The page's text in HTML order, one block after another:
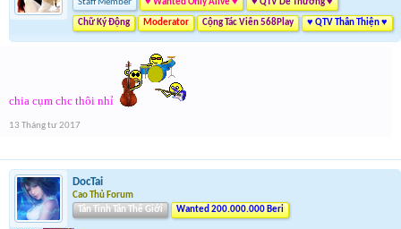
Staff Member
♥ Wanted Only Alive ♥ ♥ QTV Dễ Thương ♥
Chữ Ký Động Moderator Cộng Tác Viên 568Play ♥ QTV Thân Thiện ♥
chia cụm chc thôi nhỉ
13 Tháng tư 2017
DocTai
Cao Thủ Forum
Tân Tinh Tân Thế Giới
Wanted 200.000.000 Beri